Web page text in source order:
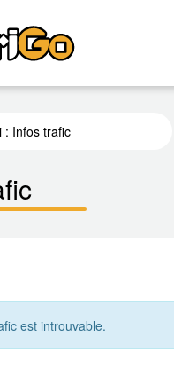
: Infos trafic
est introuvable.